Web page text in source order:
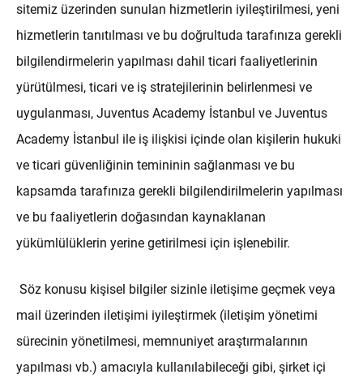
sitemiz üzerinden sunulan hizmetlerin iyileştirilmesi, yeni
hizmetlerin tanıtılması ve bu doğrultuda tarafınıza gerekli
bilgilendirmelerin yapılması dahil ticari faaliyetlerinin
yürütülmesi, ticari ve iş stratejilerinin belirlenmesi ve
uygulanması, Juventus Academy İstanbul ve Juventus
Academy İstanbul ile iş ilişkisi içinde olan kişilerin hukuki
ve ticari güvenliğinin temininin sağlanması ve bu
kapsamda tarafınıza gerekli bilgilendirilmelerin yapılması
ve bu faaliyetlerin doğasından kaynaklanan
yükümlülüklerin yerine getirilmesi için işlenebilir.
Söz konusu kişisel bilgiler sizinle iletişime geçmek veya
mail üzerinden iletişimi iyileştirmek (iletişim yönetimi
sürecinin yönetilmesi, memnuniyet araştırmalarının
yapılması vb.) amacıyla kullanılabileceği gibi, şirket içi